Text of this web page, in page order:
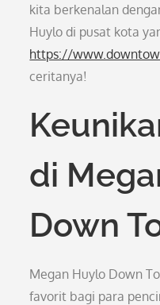
kita berkenalan
Huylo di pusat kota
https://
ceritanya!
di
Down
Megan Huylo Down
favorit bagi para